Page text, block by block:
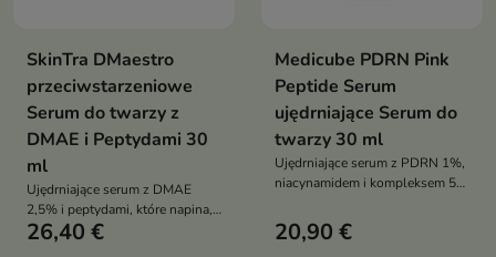
SkinTra DMaestro
przeciwstarzeniowe
Serum do twarzy z
DMAE i Peptydami 30
ml
Ujędrniające serum z DMAE
2,5% i peptydami, które napina,
wygładza i nawilża skórę,
26,40 €
Medicube PDRN Pink
Peptide Serum
ujędrniające Serum do
twarzy 30 ml
Ujędrniające serum z PDRN 1%,
niacynamidem i kompleksem 5
zmarszczki, zwiększa
elastyczność skóry i wyrównuje
20,90 €